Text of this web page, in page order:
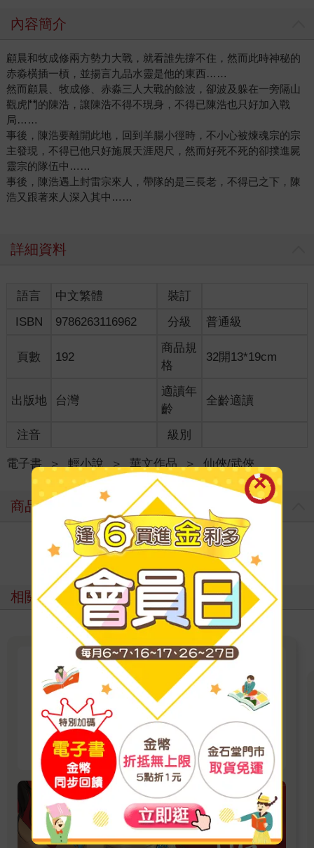
內容簡介
顧晨和牧成修兩方勢力大戰，就看誰先撐不住，然而此時神秘的
赤淼橫插一槓，並揚言九品水靈是他的東西……
然而顧晨、牧成修、赤淼三人大戰的餘波，卻波及躲在一旁隔山
觀虎鬥的陳浩，讓陳浩不得不現身，不得已陳浩也只好加入戰
局……
事後，陳浩要離開此地，回到羊腸小徑時，不小心被煉魂宗的宗
主發現，不得已他只好施展天涯咫尺，然而好死不死的卻撲進屍
靈宗的隊伍中……
事後，陳浩遇上封雷宗來人，帶隊的是三長老，不得已之下，陳
浩又跟著來人深入其中……
詳細資料
語言 中文繁體
裝訂
ISBN
9786263116962 分級 普通級
頁數 192
商品規
格
32開13*19cm
出版地 台灣
適讀年
齡
全齡適讀
注音 級別
電子書 ＞ 輕小說 ＞ 華文作品 ＞ 仙俠/武俠
商品評價
寫評價
相關主題
【百合】韓國＆泰國百合正火熱
人氣持續攀升！從話題漫畫到影視改編，來看看
亞洲百合新勢力的崛起，發掘更多不同風格的百
合故事。
看更多